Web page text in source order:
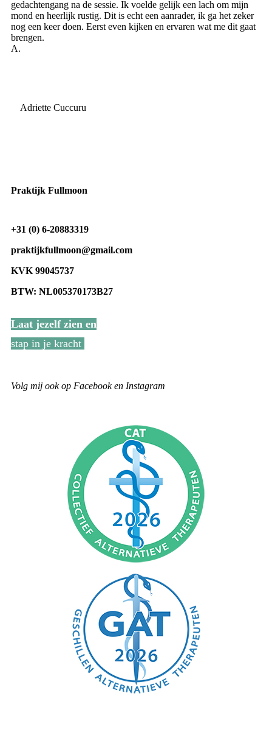
gedachtengang na de sessie. Ik voelde gelijk een lach om mijn
mond en heerlijk rustig. Dit is echt een aanrader, ik ga het zeker
nog een keer doen. Eerst even kijken en ervaren wat me dit gaat
brengen.
A.
Adriette Cuccuru
Praktijk Fullmoon
+31 (0) 6-20883319
praktijkfullmoon@gmail.com
KVK 99045737
BTW: NL005370173B27
Laat jezelf zien en
stap in je kracht
Volg mij ook op Facebook en Instagram